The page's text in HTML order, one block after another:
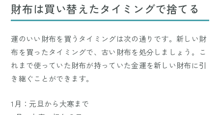
財布は買い替えたタイミングで捨てる
運のいい財布を買うタイミングは次の通りです。新しい財
布を買ったタイミングで、古い財布を処分しましょう。こ
れまで使っていた財布が持っていた金運を新しい財布に引
き継ぐことができます。
1月：元旦から大寒まで